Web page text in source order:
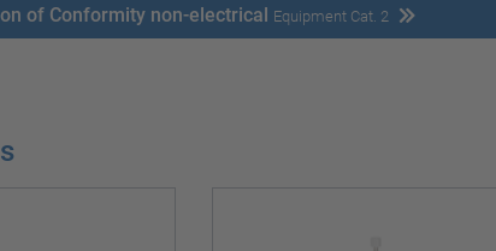
of Conformity non-electrical Equipment Cat. 2